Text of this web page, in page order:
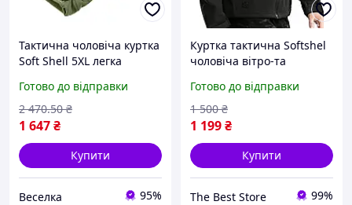
Тактична чоловіча куртка
Soft Shell 5XL легка
полювання й активного
відпочинку FLAME
Готово до відправки
1 647₴
2 470.50 ₴
Купити
Веселка 95%
Куртка тактична Softshel
чоловіча вітро-та
капюшоном
Готово до відправки
1 199₴
1 500 ₴
Купити
The Best Store 99%